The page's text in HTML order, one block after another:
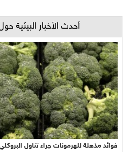
أحدث الأخبار البيئية
فوائد مذهلة للهرمونات جراء تناول